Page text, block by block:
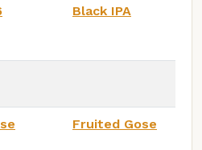
Black IPA
Fruited Gose